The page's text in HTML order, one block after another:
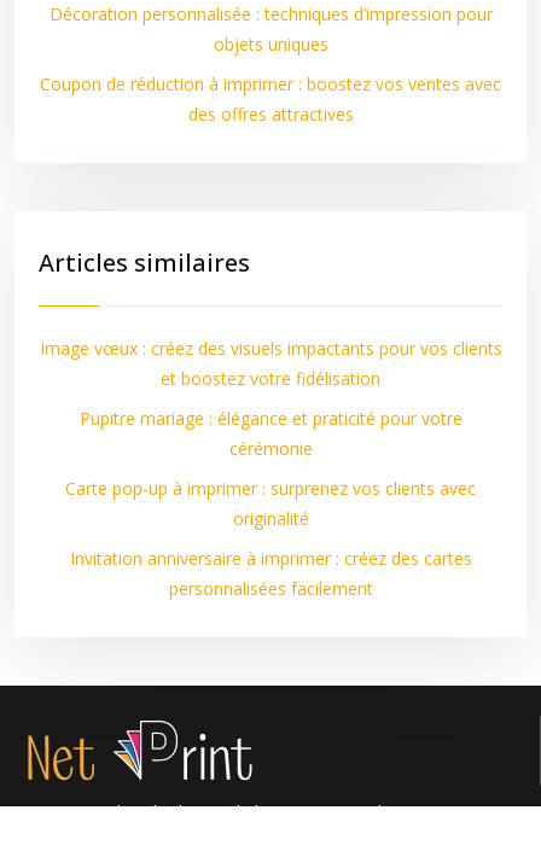
Décoration personnalisée : techniques d’impression pour
objets uniques
Coupon de réduction à imprimer : boostez vos ventes avec
des offres attractives
Articles similaires
Image vœux : créez des visuels impactants pour vos clients
et boostez votre fidélisation
Pupitre mariage : élégance et praticité pour votre
cérémonie
Carte pop-up à imprimer : surprenez vos clients avec
originalité
Invitation anniversaire à imprimer : créez des cartes
personnalisées facilement
Innovations dans l’industrie de l’impression et des supports